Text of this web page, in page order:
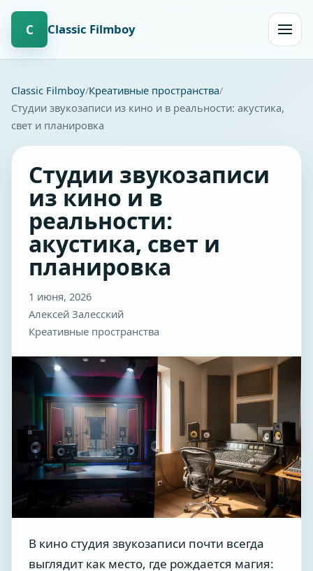
С
Сlassic Filmboy
Сlassic Filmboy Креативные пространства
Студии звукозаписи из кино и в реальности: акустика,
свет и планировка
Студии звукозаписи
из кино и в
реальности:
акустика, свет и
планировка
1 июня, 2026
Алексей Залесский
Креативные пространства
В кино студия звукозаписи почти всегда
выглядит как место, где рождается магия: